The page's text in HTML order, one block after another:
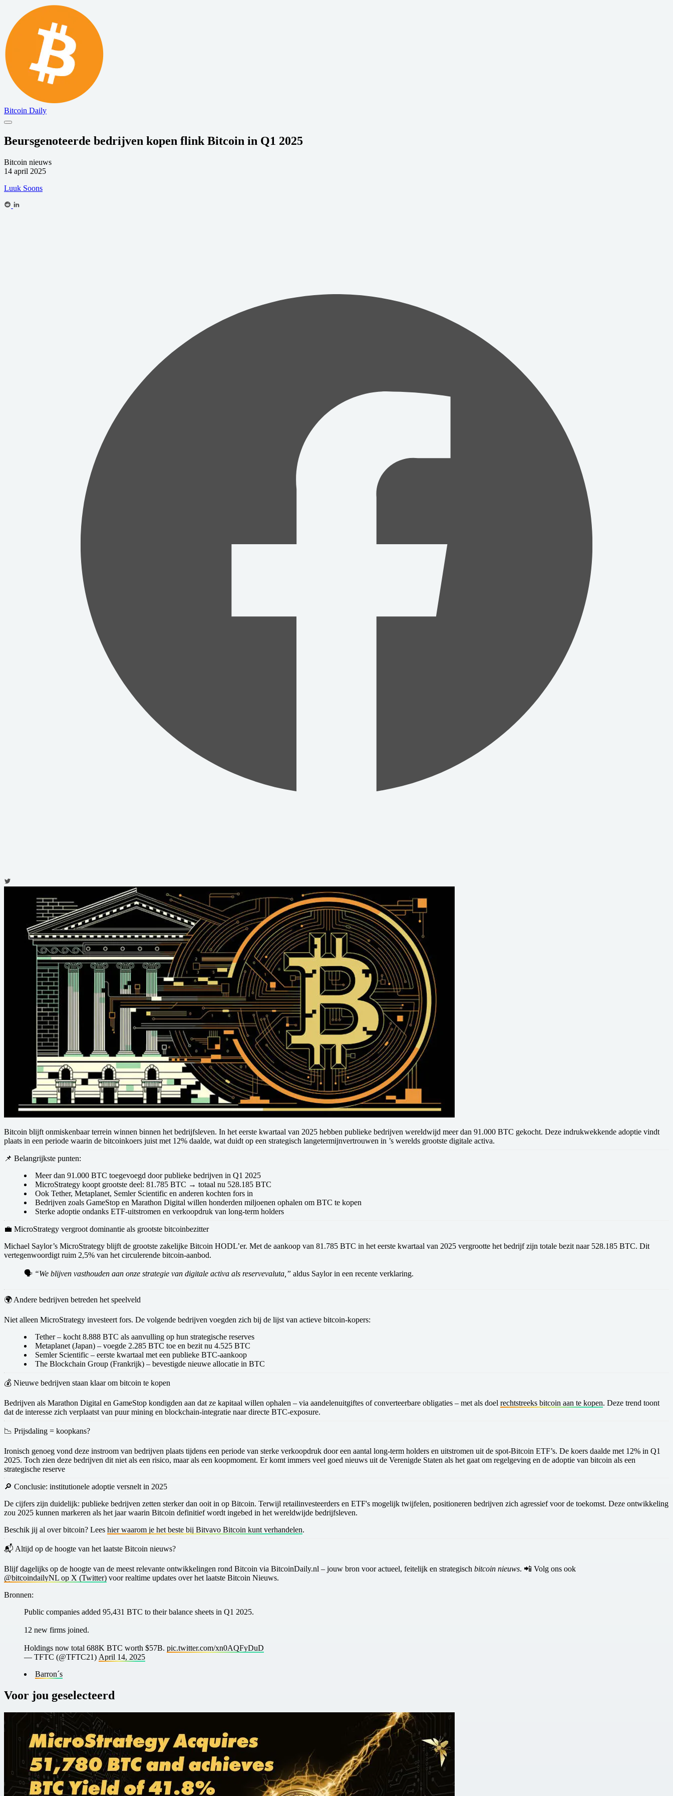
Bitcoin Daily
Beursgenoteerde bedrijven kopen flink Bitcoin in Q1 2025
Bitcoin nieuws
14 april 2025
Luuk Soons
Bitcoin blijft onmiskenbaar terrein winnen binnen het bedrijfsleven. In het eerste kwartaal van 2025 hebben publieke bedrijven wereldwijd meer dan 91.000 BTC gekocht. Deze indrukwekkende adoptie vindt
plaats in een periode waarin de bitcoinkoers juist met 12% daalde, wat duidt op een strategisch langetermijnvertrouwen in ’s werelds grootste digitale activa.
📌 Belangrijkste punten:
Meer dan 91.000 BTC toegevoegd door publieke bedrijven in Q1 2025
MicroStrategy koopt grootste deel: 81.785 BTC → totaal nu 528.185 BTC
Ook Tether, Metaplanet, Semler Scientific en anderen kochten fors in
Bedrijven zoals GameStop en Marathon Digital willen honderden miljoenen ophalen om BTC te kopen
Sterke adoptie ondanks ETF-uitstromen en verkoopdruk van long-term holders
💼 MicroStrategy vergroot dominantie als grootste bitcoinbezitter
Michael Saylor’s MicroStrategy blijft de grootste zakelijke Bitcoin HODL’er. Met de aankoop van 81.785 BTC in het eerste kwartaal van 2025 vergrootte het bedrijf zijn totale bezit naar 528.185 BTC. Dit
vertegenwoordigt ruim 2,5% van het circulerende bitcoin-aanbod.
🗣️ “We blijven vasthouden aan onze strategie van digitale activa als reservevaluta,” aldus Saylor in een recente verklaring.
🌍 Andere bedrijven betreden het speelveld
Niet alleen MicroStrategy investeert fors. De volgende bedrijven voegden zich bij de lijst van actieve bitcoin-kopers:
Tether– kocht 8.888 BTC als aanvulling op hun strategische reserves
Metaplanet (Japan) – voegde 2.285 BTC toe en bezit nu 4.525 BTC
Semler Scientific – eerste kwartaal met een publieke BTC-aankoop
The Blockchain Group (Frankrijk) – bevestigde nieuwe allocatie in BTC
💰 Nieuwe bedrijven staan klaar om bitcoin te kopen
Bedrijven als Marathon Digital en GameStop kondigden aan dat ze kapitaal willen ophalen – via aandelenuitgiftes of converteerbare obligaties – met als doel rechtstreeks bitcoin aan te kopen. Deze trend toont
dat de interesse zich verplaatst van puur mining en blockchain-integratie naar directe BTC-exposure.
📉 Prijsdaling = koopkans?
Ironisch genoeg vond deze instroom van bedrijven plaats tijdens een periode van sterke verkoopdruk door een aantal long-term holders en uitstromen uit de spot-Bitcoin ETF’s. De koers daalde met 12% in Q1
2025. Toch zien deze bedrijven dit niet als een risico, maar als een koopmoment. Er komt immers veel goed nieuws uit de Verenigde Staten als het gaat om regelgeving en de adoptie van bitcoin als een
strategische reserve
🔎 Conclusie: institutionele adoptie versnelt in 2025
De cijfers zijn duidelijk: publieke bedrijven zetten sterker dan ooit in op Bitcoin. Terwijl retailinvesteerders en ETF's mogelijk twijfelen, positioneren bedrijven zich agressief voor de toekomst. Deze ontwikkeling
zou 2025 kunnen markeren als het jaar waarin Bitcoin definitief wordt ingebed in het wereldwijde bedrijfsleven.
Beschik jij al over bitcoin? Lees hier waarom je het beste bij Bitvavo Bitcoin kunt verhandelen.
📬 Altijd op de hoogte van het laatste Bitcoin nieuws?
Blijf dagelijks op de hoogte van de meest relevante ontwikkelingen rond Bitcoin via BitcoinDaily.nl – jouw bron voor actueel, feitelijk en strategisch bitcoin nieuws. 📲 Volg ons ook
@bitcoindailyNL op X (Twitter) voor realtime updates over het laatste Bitcoin Nieuws.
Bronnen:
Public companies added 95,431 BTC to their balance sheets in Q1 2025.
12 new firms joined.
Holdings now total 688K BTC worth $57B. pic.twitter.com/xn0AQFyDuD
— TFTC (@TFTC21) April 14, 2025
Barron´s
Voor jou geselecteerd